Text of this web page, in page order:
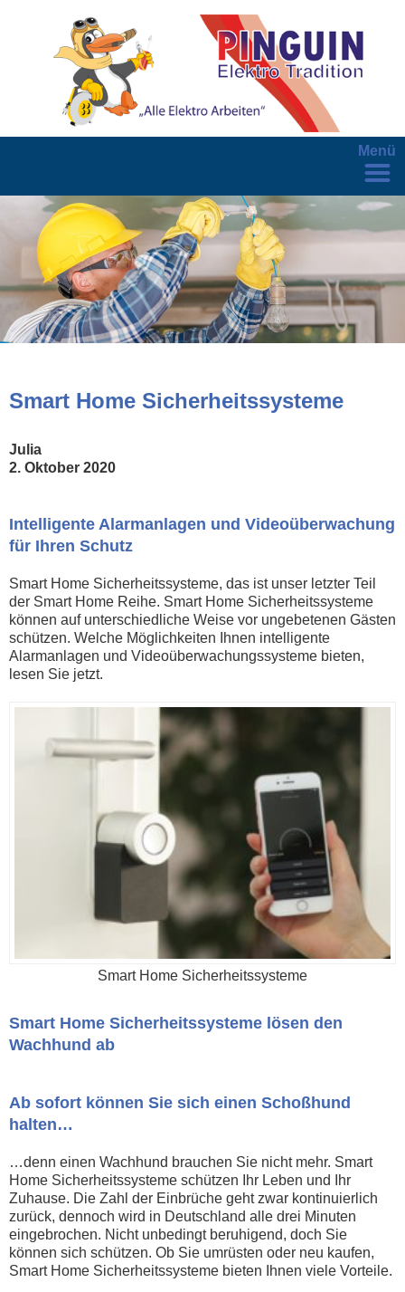
Menü
Smart Home Sicherheitssysteme
Julia
2. Oktober 2020
Intelligente Alarmanlagen und Videoüberwachung
für Ihren Schutz
Smart Home Sicherheitssysteme, das ist unser letzter Teil
der Smart Home Reihe. Smart Home Sicherheitssysteme
können auf unterschiedliche Weise vor ungebetenen Gästen
schützen. Welche Möglichkeiten Ihnen intelligente
Alarmanlagen und Videoüberwachungssysteme bieten,
lesen Sie jetzt.
Smart Home Sicherheitssysteme
Smart Home Sicherheitssysteme lösen den
Wachhund ab
Ab sofort können Sie sich einen Schoßhund
halten…
…denn einen Wachhund brauchen Sie nicht mehr. Smart
Home Sicherheitssysteme schützen Ihr Leben und Ihr
Zuhause. Die Zahl der Einbrüche geht zwar kontinuierlich
zurück, dennoch wird in Deutschland alle drei Minuten
eingebrochen. Nicht unbedingt beruhigend, doch Sie
können sich schützen. Ob Sie umrüsten oder neu kaufen,
Smart Home Sicherheitssysteme bieten Ihnen viele Vorteile.